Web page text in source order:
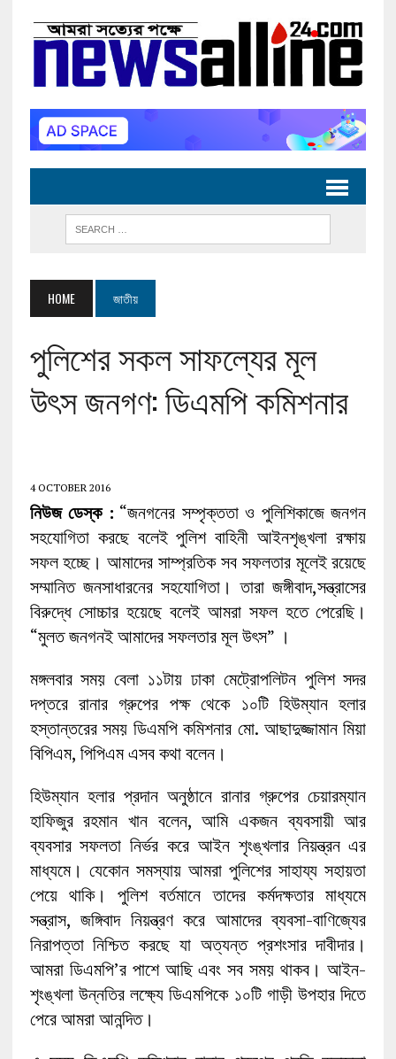
HOME জাতীয়
পুলিশের সকল সাফল্যের মূল
উৎস জনগণ: ডিএমপি কমিশনার
4 OCTOBER 2016
নিউজ ডেস্ক : “জনগনের সম্পৃক্ততা ও পুলিশিকাজে জনগন
সহযোগিতা করছে বলেই পুলিশ বাহিনী আইনশৃঙ্খলা রক্ষায়
সফল হচ্ছে। আমাদের সাম্প্রতিক সব সফলতার মূলেই রয়েছে
সম্মানিত জনসাধারনের সহযোগিতা। তারা জঙ্গীবাদ,সন্ত্রাসের
বিরুদ্ধে সোচ্চার হয়েছে বলেই আমরা সফল হতে পেরেছি।
“মুলত জনগনই আমাদের সফলতার মূল উৎস” ।
মঙ্গলবার সময় বেলা ১১টায় ঢাকা মেট্রোপলিটন পুলিশ সদর
দপ্তরে রানার গ্রুপের পক্ষ থেকে ১০টি হিউম্যান হলার
হস্তান্তরের সময় ডিএমপি কমিশনার মো. আছাদুজ্জামান মিয়া
বিপিএম, পিপিএম এসব কথা বলেন।
হিউম্যান হলার প্রদান অনুষ্ঠানে রানার গ্রুপের চেয়ারম্যান
হাফিজুর রহমান খান বলেন, আমি একজন ব্যবসায়ী আর
ব্যবসার সফলতা নির্ভর করে আইন শৃংঙ্খলার নিয়ন্ত্রন এর
মাধ্যমে। যেকোন সমস্যায় আমরা পুলিশের সাহায্য সহায়তা
পেয়ে থাকি। পুলিশ বর্তমানে তাদের কর্মদক্ষতার মাধ্যমে
সন্ত্রাস, জঙ্গিবাদ নিয়ন্ত্রণ করে আমাদের ব্যবসা-বাণিজ্যের
নিরাপত্তা নিশ্চিত করছে যা অত্যন্ত প্রশংসার দাবীদার।
আমরা ডিএমপি’র পাশে আছি এবং সব সময় থাকব। আইন-
শৃংঙ্খলা উন্নতির লক্ষ্যে ডিএমপিকে ১০টি গাড়ী উপহার দিতে
পেরে আমরা আনন্দিত।